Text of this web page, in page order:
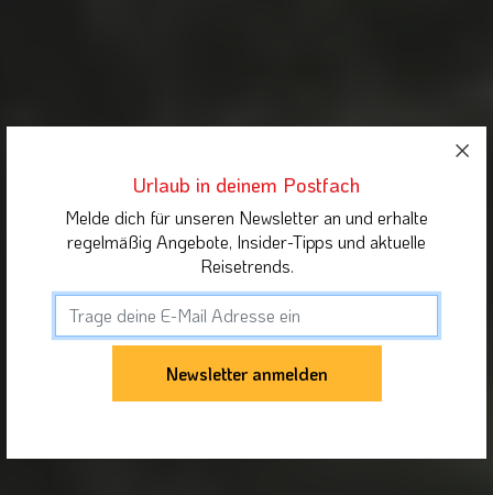
Urlaub in deinem Postfach
Melde dich für unseren Newsletter an und erhalte
regelmäßig Angebote, Insider-Tipps und aktuelle
Reisetrends.